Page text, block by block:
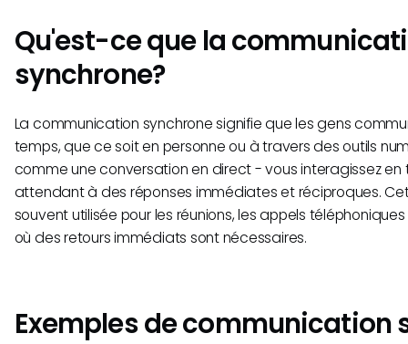
Qu'est-ce que la
synchrone?
La communication synchrone signifie que les gens
temps, que ce soit en personne ou à travers des outils
comme une conversation en direct - vous interagissez en
attendant à des réponses immédiates et réciproques.
souvent utilisée pour les réunions, les appels
où des retours immédiats sont nécessaires.
Exemples de communication